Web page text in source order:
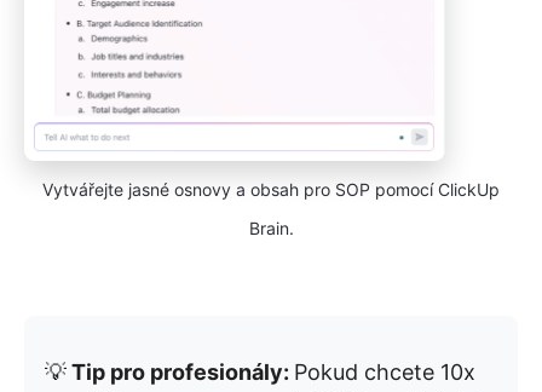
Vytvářejte jasné osnovy a obsah pro SOP pomocí ClickUp
Brain.
💡Tip pro profesionály: Pokud chcete 10x